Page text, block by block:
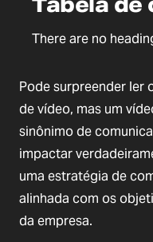
Tabela de
There are no
Pode surpreender ler
de vídeo, mas um
sinônimo de
impactar
uma estratégia de
alinhada com os
da empresa.